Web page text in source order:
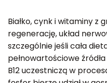
Białko, cynk i witaminy z
regenerację, układ
szczególnie jeśli cała
pełnowartościowe
B12 uczestniczą w